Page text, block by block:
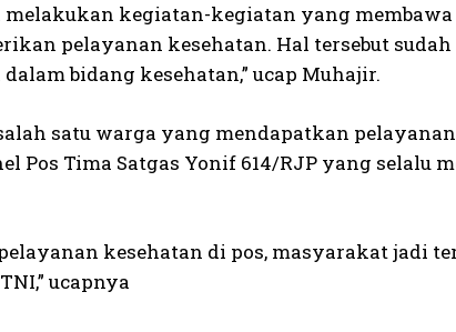
melakukan kegiatan-kegiatan yang
pelayanan kesehatan. Hal tersebut
bidang kesehatan,” ucap Muhajir.
satu warga yang mendapatkan
Pos Tima Satgas Yonif 614/RJP yang selalu
kesehatan di pos, masyarakat jadi
ucapnya